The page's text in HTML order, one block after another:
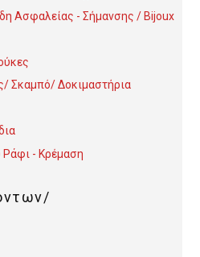
Ασφαλείας - Σήμανσης / Bijoux
Σκαμπό/ Δοκιμαστήρια
Ράφι - Κρέμαση